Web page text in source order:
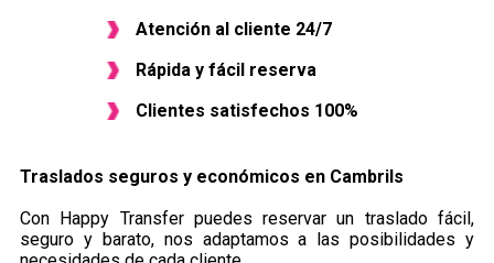
Atención al cliente 24/7
Rápida y fácil reserva
Clientes satisfechos 100%
Traslados seguros y económicos en ​Cambrils
Con Happy Transfer puedes reservar un traslado fácil,
seguro y barato, nos adaptamos a las posibilidades y